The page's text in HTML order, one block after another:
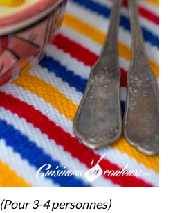
(Pour 3-4 personnes)